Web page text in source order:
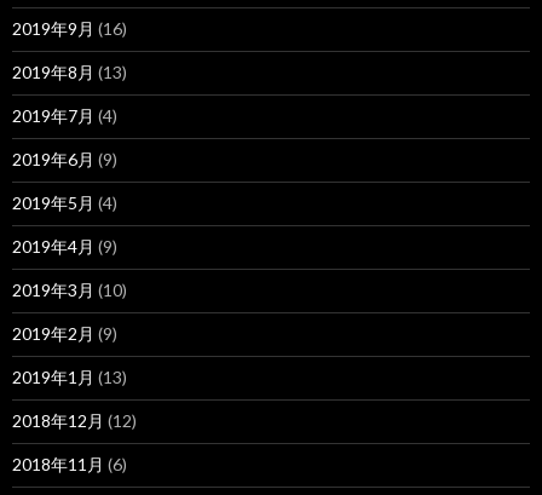
2019年9月 (16)
2019年8月 (13)
2019年7月 (4)
2019年6月 (9)
2019年5月 (4)
2019年4月 (9)
2019年3月 (10)
2019年2月 (9)
2019年1月 (13)
2018年12月 (12)
2018年11月 (6)